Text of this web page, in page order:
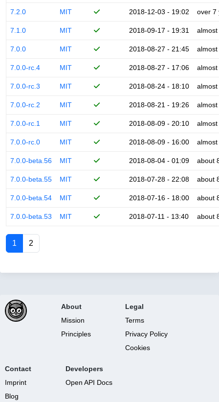
7.2.0 MIT 2018-12-03 - 19:02 over 7
7.1.0 MIT 2018-09-17 - 19:31
7.0.0 MIT 2018-08-27 - 21:45
7.0.0-rc.4 MIT 2018-08-27 - 17:06
7.0.0-rc.3 MIT 2018-08-24 - 18:10
7.0.0-rc.2 MIT 2018-08-21 - 19:26
7.0.0-rc.1 MIT 2018-08-09 - 20:10
7.0.0-rc.0 MIT 2018-08-09 - 16:00
7.0.0-beta.56 MIT 2018-08-04 - 01:09 about
7.0.0-beta.55 MIT 2018-07-28 - 22:08 about
7.0.0-beta.54 MIT 2018-07-16 - 18:00 about
7.0.0-beta.53 MIT 2018-07-11 - 13:40 about
1 2
About
Mission
Principles
Legal
Terms
Privacy Policy
Cookies
Contact
Imprint
Blog
Developers
Open API Docs